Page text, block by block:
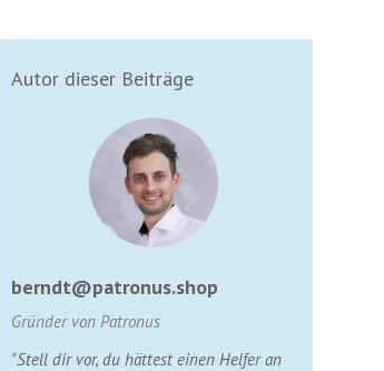
Autor dieser Beiträge
berndt@patronus.shop
Gründer von Patronus
"Stell dir vor, du hättest einen Helfer an